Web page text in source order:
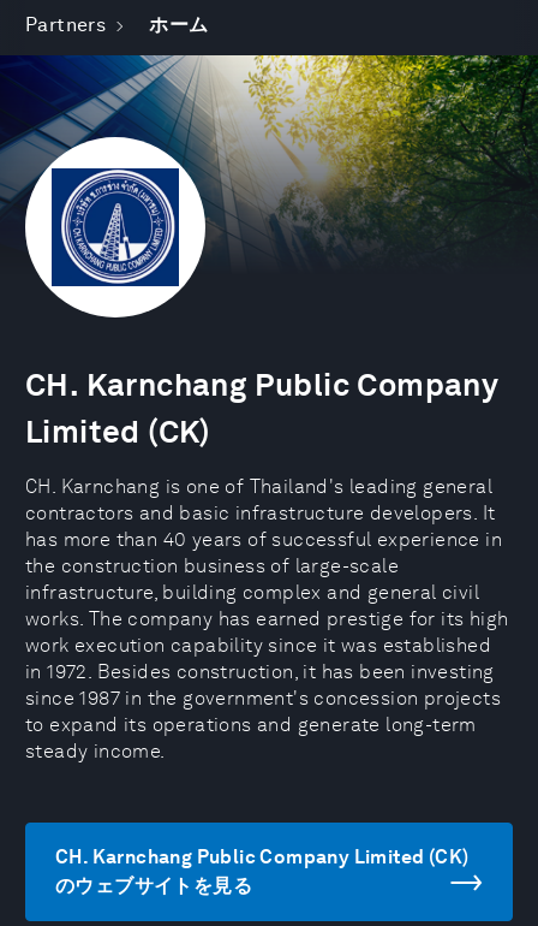
Partners ホーム
CH. Karnchang Public Company
Limited (CK)
CH. Karnchang is one of Thailand's leading general
contractors and basic infrastructure developers. It
has more than 40 years of successful experience in
the construction business of large-scale
infrastructure, building complex and general civil
works. The company has earned prestige for its high
work execution capability since it was established
in 1972. Besides construction, it has been investing
since 1987 in the government's concession projects
to expand its operations and generate long-term
steady income.
CH. Karnchang Public Company Limited (CK)
のウェブサイトを見る